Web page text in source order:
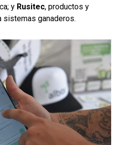
y Rusitec, productos y
sistemas ganaderos.